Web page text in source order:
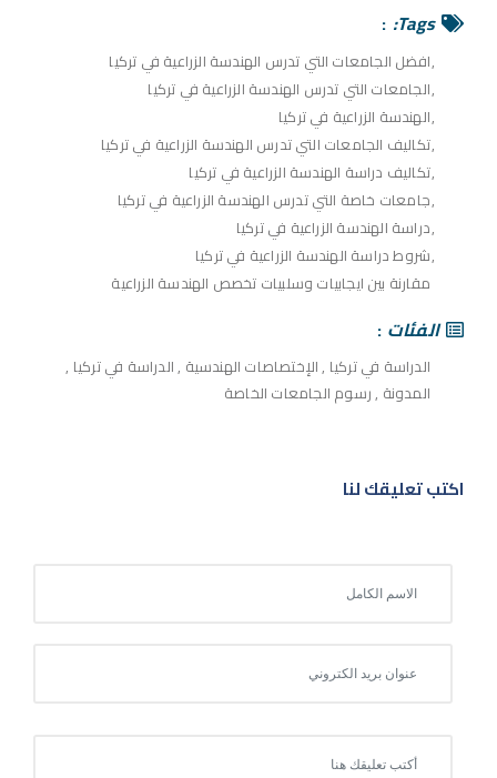
Tags:
افضل الجامعات التي تدرس الهندسة الزراعية في تركيا
الجامعات التي تدرس الهندسة الزراعية في تركيا
الهندسة الزراعية في تركيا
تكاليف الجامعات التي تدرس الهندسة الزراعية في تركيا
تكاليف دراسة الهندسة الزراعية في تركيا
جامعات خاصة التي تدرس الهندسة الزراعية في تركيا
دراسة الهندسة الزراعية في تركيا
شروط دراسة الهندسة الزراعية في تركيا
مقارنة بين ايجابيات وسلبيات تخصص الهندسة الزراعية
الفئات
الدراسة في تركيا ,الإختصاصات الهندسية ,الدراسة في تركيا ,
المدونة ,رسوم الجامعات الخاصة
اكتب تعليقك لنا